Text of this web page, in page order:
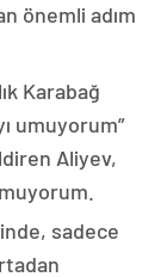
önemli adım
Karabağ
umuyorum”
Aliyev,
sadece